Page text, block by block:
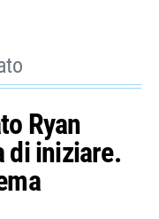
Ryan
di iniziare.